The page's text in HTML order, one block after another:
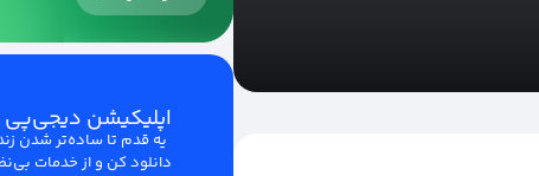
اپلیکیشن دیجی‌پی
یه قدم تا ساده‌تر شدن
دانلود کن و از خدمات